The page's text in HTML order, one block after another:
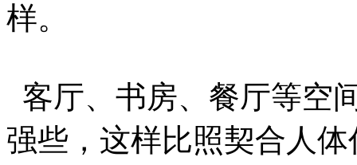
样。
客厅、书房、餐厅等空
强些，这样比照契合人